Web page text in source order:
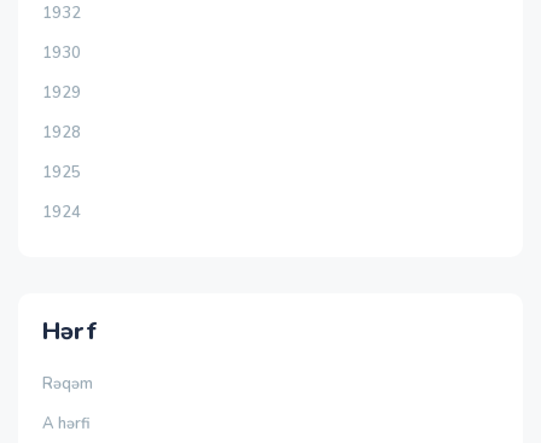
1932
1930
1929
1928
1925
1924
Hərf
Rəqəm
A hərfi